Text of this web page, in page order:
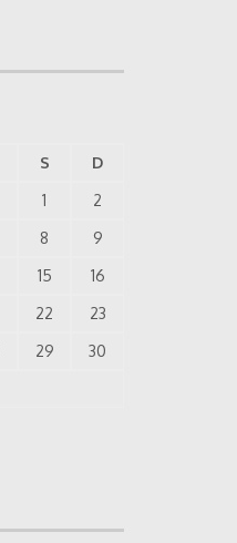
S
D
1
2
8
9
15
16
22
23
29
30